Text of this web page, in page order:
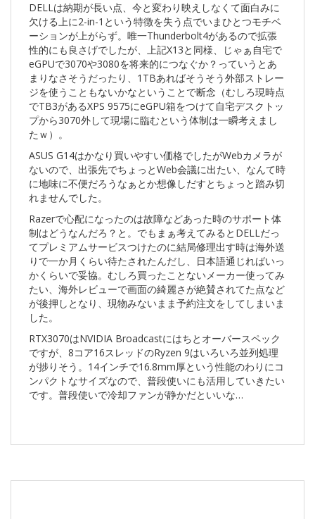
DELLは納期が長い点、今と変わり映えしなくて面白みに
欠ける上に2-in-1という特徴を失う点でいまひとつモチベ
ーションが上がらず。唯一Thunderbolt4があるので拡張
性的にも良さげでしたが、上記X13と同様、じゃぁ自宅で
eGPUで3070や3080を将来的につなぐか？っていうとあ
まりなさそうだったり、1TBあればそうそう外部ストレー
ジを使うこともないかなということで断念（むしろ現時点
でTB3があるXPS 9575にeGPU箱をつけて自宅デスクトッ
プから3070外して現場に臨むという体制は一瞬考えまし
たｗ）。
ASUS G14はかなり買いやすい価格でしたがWebカメラが
ないので、出張先でちょっとWeb会議に出たい、なんて時
に地味に不便だろうなぁとか想像しだすとちょっと踏み切
れませんでした。
Razerで心配になったのは故障などあった時のサポート体
制はどうなんだろ？と。でもまぁ考えてみるとDELLだっ
てプレミアムサービスつけたのに結局修理出す時は海外送
りで一か月くらい待たされたんだし、日本語通じればいっ
かくらいで妥協。むしろ買ったことないメーカー使ってみ
たい、海外レビューで画面の綺麗さが絶賛されてた点など
が後押しとなり、現物みないまま予約注文をしてしまいま
した。
RTX3070はNVIDIA Broadcastにはちとオーバースペック
ですが、8コア16スレッドのRyzen 9はいろいろ並列処理
が捗りそう。14インチで16.8mm厚という性能のわりにコ
ンパクトなサイズなので、普段使いにも活用していきたい
です。普段使いで冷却ファンが静かだといいな…